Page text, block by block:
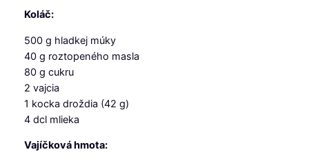
Koláč:
500 g hladkej múky
40 g roztopeného masla
80 g cukru
2 vajcia
1 kocka droždia (42 g)
4 dcl mlieka
Vajíčková hmota: